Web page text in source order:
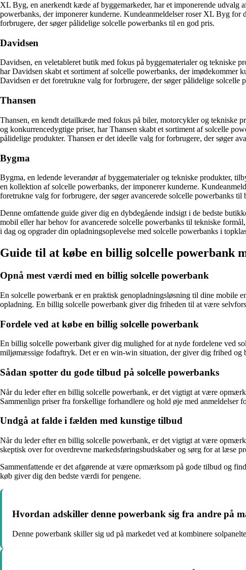
XL Byg, en anerkendt kæde af byggemarkeder, har et imponerende
powerbanks, der imponerer kunderne. Kundeanmeldelser roser XL Byg
forbrugere, der søger pålidelige solcelle powerbanks til en god pris.
Davidsen
Davidsen, en veletableret butik med fokus på byggematerialer og tekniske
har Davidsen skabt et sortiment af solcelle powerbanks, der imødekommer
Davidsen er det foretrukne valg for forbrugere, der søger pålidelige solcelle
Thansen
Thansen, en kendt detailkæde med fokus på biler, motorcykler og tekniske
og konkurrencedygtige priser, har Thansen skabt et sortiment af solcelle
pålidelige produkter. Thansen er det ideelle valg for forbrugere, der søger
Bygma
Bygma, en ledende leverandør af byggematerialer og tekniske produkter,
en kollektion af solcelle powerbanks, der imponerer kunderne.
foretrukne valg for forbrugere, der søger avancerede solcelle powerbanks
Denne omfattende guide giver dig en dybdegående indsigt i de bedste
mobil eller har behov for avancerede solcelle powerbanks til tekniske
i dag og opgrader din opladningsoplevelse med solcelle powerbanks i
Guide til at købe en billig solcelle powerbank
Opnå mest værdi med en billig solcelle powerbank
En solcelle powerbank er en praktisk genopladningsløsning til dine mobile
opladning. En billig solcelle powerbank giver dig friheden til at være
Fordele ved at købe en billig solcelle powerbank
En billig solcelle powerbank giver dig mulighed for at nyde fordelene ved
miljømæssige fodaftryk. Det er en win-win situation, der giver dig frihed og
Sådan spotter du gode tilbud på solcelle powerbanks
Når du leder efter en billig solcelle powerbank, er det vigtigt at være
Sammenlign priser fra forskellige forhandlere og hold øje med
Undgå at falde i fælden med kunstige tilbud
Når du leder efter en billig solcelle powerbank, er det vigtigt at være
skeptisk over for overdrevne markedsføringsbudskaber og sørg for at læse
Sammenfattende er det afgørende at være opmærksom på gode tilbud og
køb giver dig den bedste værdi for pengene.
Hvordan adskiller denne powerbank sig fra andre på
Denne powerbank skiller sig ud på markedet ved at kombinere